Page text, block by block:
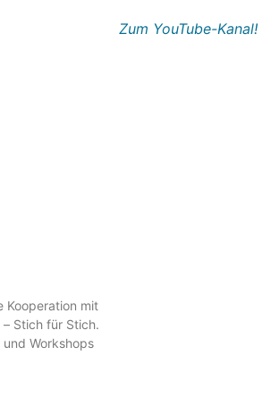
Zum YouTube-Kanal!
Kooperation mit
Stich für Stich.
Workshops